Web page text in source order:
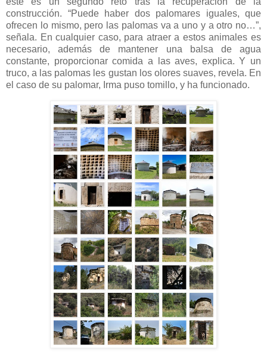
construcción. “Puede haber dos palomares iguales, que
ofrecen lo mismo, pero las palomas va a uno y a otro no…”,
señala. En cualquier caso, para atraer a estos animales es
necesario, además de mantener una balsa de agua
constante, proporcionar comida a las aves, explica. Y un
truco, a las palomas les gustan los olores suaves, revela. En
el caso de su palomar, Irma puso tomillo, y ha funcionado.